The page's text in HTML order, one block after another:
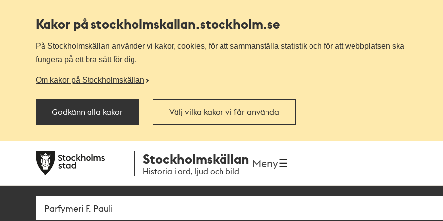
Kakor på stockholmskallan.stockholm.se
På Stockholmskällan använder vi kakor, cookies, för att sammanställa statistik och för att webbplatsen ska
fungera på ett bra sätt för dig.
Om kakor på Stockholmskällan
Godkänn alla kakor Välj vilka kakor vi får använda
navigationen
huvudinnehållet
Stockholmskällan
Historia i ord, ljud och bild
Meny
Sök